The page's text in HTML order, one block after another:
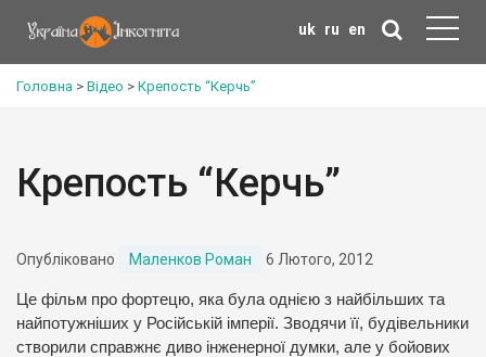
uk ru en
Головна > Відео > Крепость “Керчь”
Крепость “Керчь”
Опубліковано Маленков Роман 6 Лютого, 2012
Це фільм про фортецю, яка була однією з найбільших та
найпотужніших у Російській імперії. Зводячи її, будівельники
створили справжнє диво інженерної думки, але у бойових